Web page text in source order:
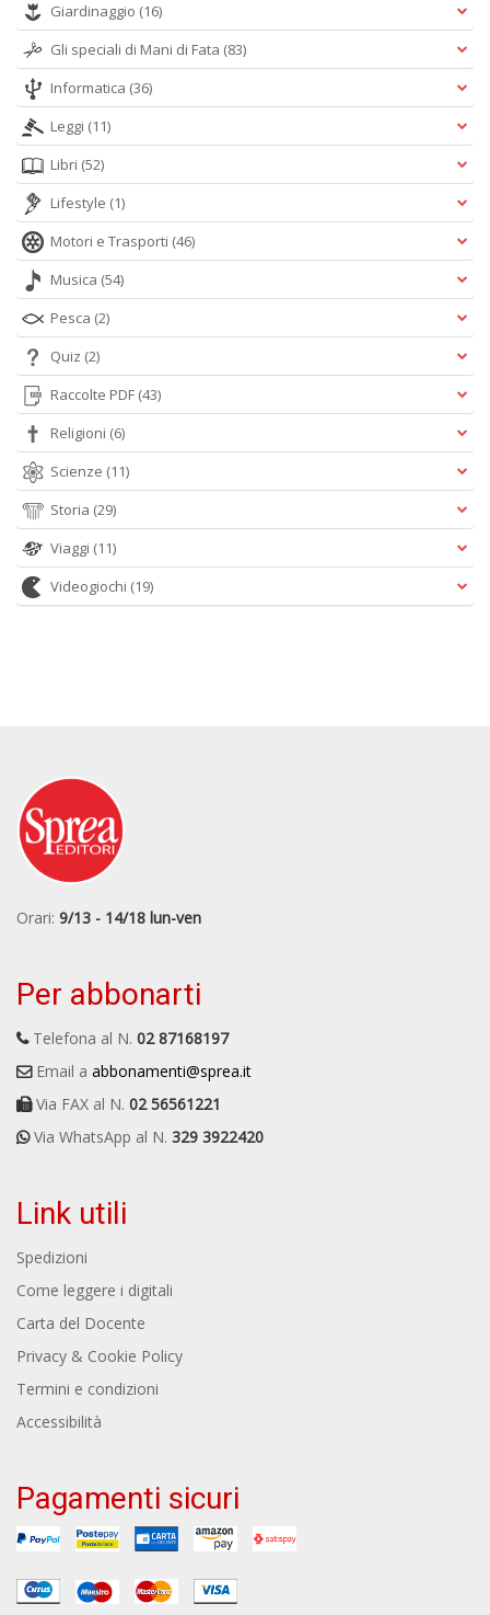
Giardinaggio (16)
Gli speciali di Mani di Fata (83)
Informatica (36)
Leggi (11)
Libri (52)
Lifestyle (1)
Motori e Trasporti (46)
Musica (54)
Pesca (2)
Quiz (2)
Raccolte PDF (43)
Religioni (6)
Scienze (11)
Storia (29)
Viaggi (11)
Videogiochi (19)
Orari: 9/13 - 14/18 lun-ven
Per abbonarti
Telefona al N. 02 87168197
Email a abbonamenti@sprea.it
Via FAX al N. 02 56561221
Via WhatsApp al N. 329 3922420
Link utili
Spedizioni
Come leggere i digitali
Carta del Docente
Privacy & Cookie Policy
Termini e condizioni
Accessibilità
Pagamenti sicuri